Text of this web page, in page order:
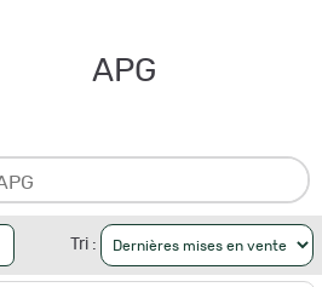
APG
Tri :